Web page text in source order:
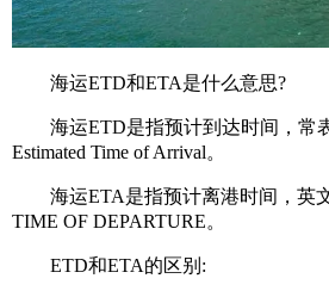
海运ETD和ETA是什么意思?
海运ETD是指预计到达时间，常
Estimated Time of Arrival。
海运ETA是指预计离港时间，英
TIME OF DEPARTURE。
ETD和ETA的区别: